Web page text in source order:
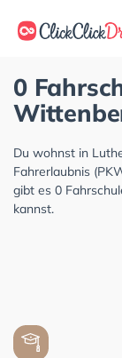
0
Du wohnst in
Fahrerlaubnis
gibt es 0
kannst.